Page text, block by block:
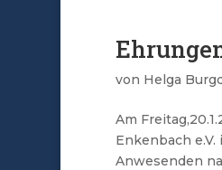
von Helga
Am
Enkenbach
Anwesenden